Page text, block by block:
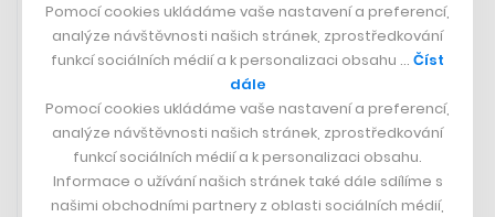
věci (green deal, břidlicový plyn,
jádro, Rusko…) a Evropa čisté
dovozy fosilních paliv do Evropy
ještě více vzrostly, zatímco USA se
staly čistými vývozci.
pic.twitter.com/N0A3FpiuFF
Pomocí cookies ukládáme vaše nastavení a preferencí,
analýze návštěvnosti našich stránek, zprostředkování
funkcí sociálních médií a k personalizaci obsahu … Číst
dále
Pomocí cookies ukládáme vaše nastavení a preferencí,
analýze návštěvnosti našich stránek, zprostředkování
funkcí sociálních médií a k personalizaci obsahu.
Informace o užívání našich stránek také dále sdílíme s
našimi obchodními partnery z oblasti sociálních médií,